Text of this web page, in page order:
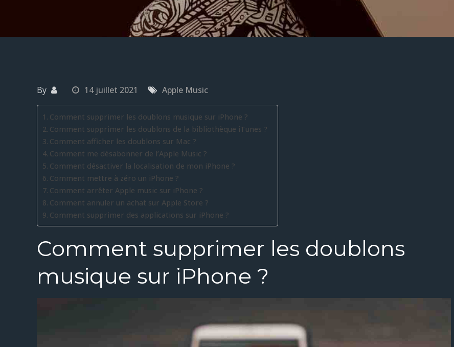
By 14 juillet 2021 Apple Music
Comment supprimer les doublons musique sur iPhone ?
Comment supprimer les doublons de la bibliothèque iTunes ?
Comment afficher les doublons sur Mac ?
Comment me désabonner de l’Apple Music ?
Comment désactiver la localisation de mon iPhone ?
Comment mettre à zéro un iPhone ?
Comment arrêter Apple music sur iPhone ?
Comment annuler un achat sur Apple Store ?
Comment supprimer des applications sur iPhone ?
Comment supprimer les doublons
musique sur iPhone ?